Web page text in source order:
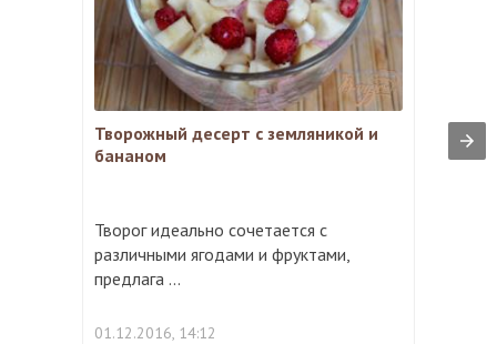
Творожный десерт с земляникой и
бананом
Творог идеально сочетается с
различными ягодами и фруктами,
предлага ...
01.12.2016, 14:12